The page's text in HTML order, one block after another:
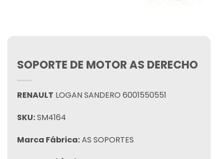
SOPORTE DE MOTOR AS DERECHO
RENAULT LOGAN SANDERO 6001550551
SKU:SM4164
Marca Fábrica:AS SOPORTES